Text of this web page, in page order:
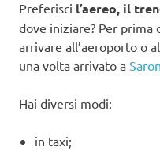
Preferisci l’aereo, il
dove iniziare? Per prima
arrivare all’aeroporto o
una volta arrivato a
Hai diversi modi:
in taxi;